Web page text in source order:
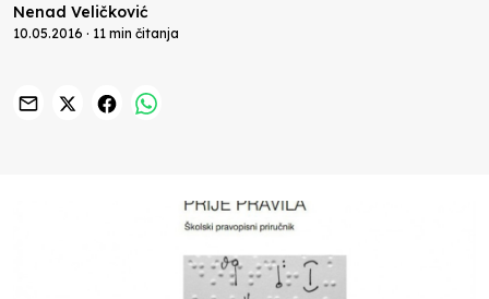
Nenad Veličković
10.05.2016 · 11 min čitanja